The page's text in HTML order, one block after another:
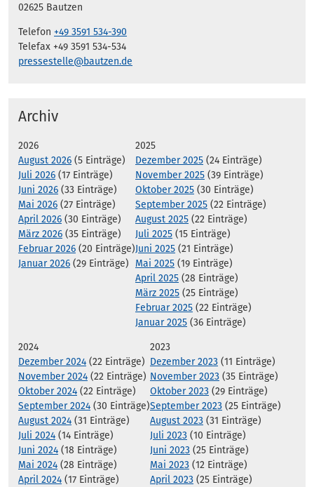
02625 Bautzen
Telefon +49 3591 534-390
Telefax +49 3591 534-534
pressestelle@bautzen.de
Archiv
2026
August 2026 (5 Einträge)
Juli 2026 (17 Einträge)
Juni 2026 (33 Einträge)
Mai 2026 (27 Einträge)
April 2026 (30 Einträge)
März 2026 (35 Einträge)
Februar 2026 (20 Einträge)
Januar 2026 (29 Einträge)
2025
Dezember 2025 (24 Einträge)
November 2025 (39 Einträge)
Oktober 2025 (30 Einträge)
September 2025 (22 Einträge)
August 2025 (22 Einträge)
Juli 2025 (15 Einträge)
Juni 2025 (21 Einträge)
Mai 2025 (19 Einträge)
April 2025 (28 Einträge)
März 2025 (25 Einträge)
Februar 2025 (22 Einträge)
Januar 2025 (36 Einträge)
2024
Dezember 2024 (22 Einträge)
November 2024 (22 Einträge)
Oktober 2024 (22 Einträge)
September 2024 (30 Einträge)
August 2024 (31 Einträge)
Juli 2024 (14 Einträge)
Juni 2024 (18 Einträge)
Mai 2024 (28 Einträge)
April 2024 (17 Einträge)
2023
Dezember 2023 (11 Einträge)
November 2023 (35 Einträge)
Oktober 2023 (29 Einträge)
September 2023 (25 Einträge)
August 2023 (31 Einträge)
Juli 2023 (10 Einträge)
Juni 2023 (25 Einträge)
Mai 2023 (12 Einträge)
April 2023 (25 Einträge)